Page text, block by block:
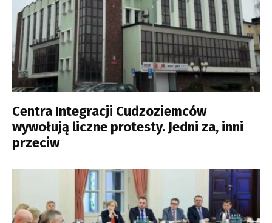
Centra Integracji Cudzoziemców
wywołują liczne protesty. Jedni za, inni
przeciw